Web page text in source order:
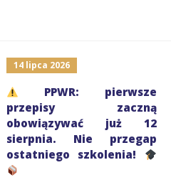
14 lipca 2026
PPWR: pierwsze
przepisy zaczną
obowiązywać już 12
sierpnia. Nie przegap
ostatniego szkolenia!